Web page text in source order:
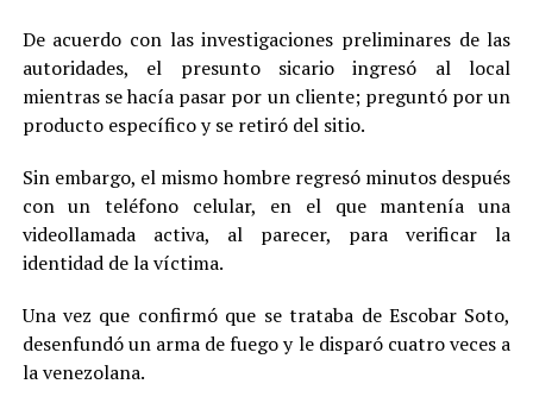
De acuerdo con las investigaciones preliminares de las
autoridades, el presunto sicario ingresó al local
mientras se hacía pasar por un cliente; preguntó por un
producto específico y se retiró del sitio.
Sin embargo, el mismo hombre regresó minutos después
con un teléfono celular, en el que mantenía una
videollamada activa, al parecer, para verificar la
identidad de la víctima.
Una vez que confirmó que se trataba de Escobar Soto,
desenfundó un arma de fuego y le disparó cuatro veces a
la venezolana.